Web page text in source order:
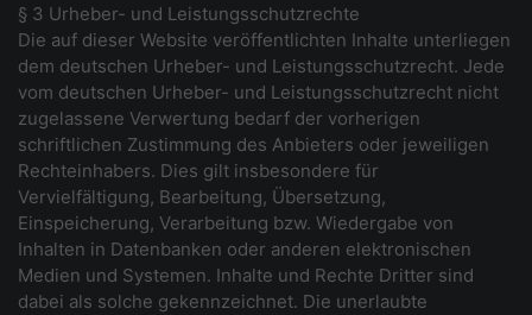
§ 3 Urheber- und Leistungsschutzrechte
Die auf dieser Website veröffentlichten Inhalte unterliegen
dem deutschen Urheber- und Leistungsschutzrecht. Jede
vom deutschen Urheber- und Leistungsschutzrecht nicht
zugelassene Verwertung bedarf der vorherigen
schriftlichen Zustimmung des Anbieters oder jeweiligen
Rechteinhabers. Dies gilt insbesondere für
Vervielfältigung, Bearbeitung, Übersetzung,
Einspeicherung, Verarbeitung bzw. Wiedergabe von
Inhalten in Datenbanken oder anderen elektronischen
Medien und Systemen. Inhalte und Rechte Dritter sind
dabei als solche gekennzeichnet. Die unerlaubte